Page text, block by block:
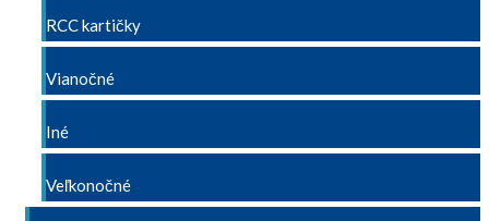
RCC kartičky
Vianočné
Iné
Veľkonočné